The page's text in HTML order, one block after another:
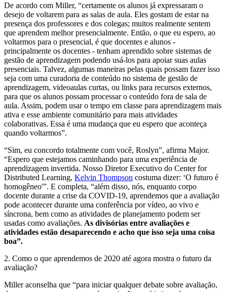
De acordo com Miller, “certamente os alunos já expressaram o
desejo de voltarem para as salas de aula. Eles gostam de estar na
presença dos professores e dos colegas; muitos realmente sentem
que aprendem melhor presencialmente. Então, o que eu espero, ao
voltarmos para o presencial, é que docentes e alunos -
principalmente os docentes - tenham aprendido sobre sistemas de
gestão de aprendizagem podendo usá-los para apoiar suas aulas
presenciais. Talvez, algumas maneiras pelas quais possam fazer isso
seja com uma curadoria de conteúdo no sistema de gestão de
aprendizagem, videoaulas curtas, ou links para recursos externos,
para que os alunos possam processar o conteúdo fora de sala de
aula. Assim, podem usar o tempo em classe para aprendizagem mais
ativa e esse ambiente comunitário para mais atividades
colaborativas. Essa é uma mudança que eu espero que aconteça
quando voltarmos”.
“Sim, eu concordo totalmente com você, Roslyn”, afirma Major.
“Espero que estejamos caminhando para uma experiência de
aprendizagem invertida. Nosso Diretor Executivo do Center for
Distributed Learning, Kelvin Thompson costuma dizer: ‘O futuro é
homogêneo'”. E completa, “além disso, nós, enquanto corpo
docente durante a crise da COVID-19, aprendemos que a avaliação
pode acontecer durante uma conferência por vídeo, ao vivo e
síncrona, bem como as atividades de planejamento podem ser
usadas como avaliações. As divisórias entre avaliações e
atividades estão desaparecendo e acho que isso seja uma coisa
boa”.
2. Como o que aprendemos de 2020 até agora mostra o futuro da
avaliação?
Miller aconselha que “para iniciar qualquer debate sobre avaliação,